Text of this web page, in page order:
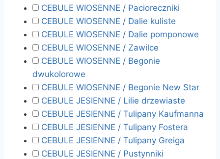
CEBULE WIOSENNE / Pacioreczniki
CEBULE WIOSENNE / Dalie kuliste
CEBULE WIOSENNE / Dalie pomponowe
CEBULE WIOSENNE / Zawilce
CEBULE WIOSENNE / Begonie
dwukolorowe
CEBULE WIOSENNE / Begonie New Star
CEBULE JESIENNE / Lilie drzewiaste
CEBULE JESIENNE / Tulipany Kaufmanna
CEBULE JESIENNE / Tulipany Fostera
CEBULE JESIENNE / Tulipany Greiga
CEBULE JESIENNE / Pustynniki